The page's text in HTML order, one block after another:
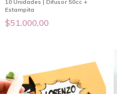
10 Unidades | Difusor 50cc +
Estampita
$51.000,00